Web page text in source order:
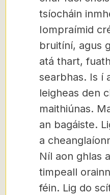
tsíocháin
Iompraímid
bruitíní, agus
atá thart,
searbhas. Is í
leigheas den
maithiúnas.
an bagáiste.
a
Níl aon ghlas
timpeall
féin. Lig do